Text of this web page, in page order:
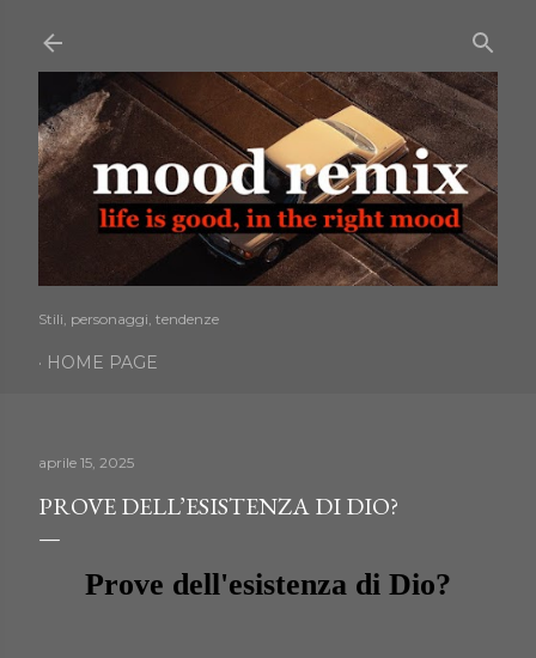
Stili, personaggi, tendenze
HOME PAGE
aprile 15, 2025
PROVE DELL’ESISTENZA DI DIO?
Prove dell'esistenza di Dio?